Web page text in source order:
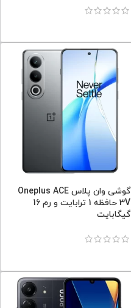
گوشی وان پلاس Oneplus ACE
3V حافظه 1 ترابایت و رم 16
گیگابایت